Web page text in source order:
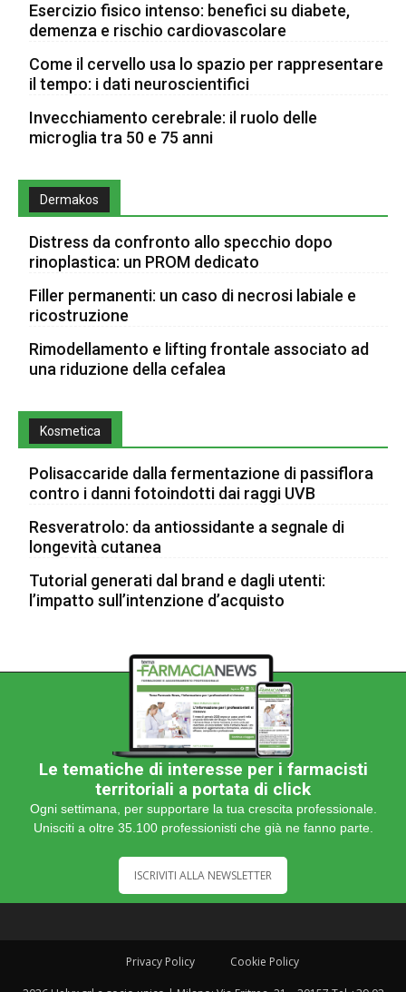
Esercizio fisico intenso: benefici su diabete,
demenza e rischio cardiovascolare
Come il cervello usa lo spazio per rappresentare
il tempo: i dati neuroscientifici
Invecchiamento cerebrale: il ruolo delle
microglia tra 50 e 75 anni
Dermakos
Distress da confronto allo specchio dopo
rinoplastica: un PROM dedicato
Filler permanenti: un caso di necrosi labiale e
ricostruzione
Rimodellamento e lifting frontale associato ad
una riduzione della cefalea
Kosmetica
Polisaccaride dalla fermentazione di passiflora
contro i danni fotoindotti dai raggi UVB
Resveratrolo: da antiossidante a segnale di
longevità cutanea
Tutorial generati dal brand e dagli utenti:
l’impatto sull’intenzione d’acquisto
Le tematiche di interesse per i farmacisti
territoriali a portata di click
Ogni settimana, per supportare la tua crescita professionale.
Unisciti a oltre 35.100 professionisti che già ne fanno parte.
ISCRIVITI ALLA NEWSLETTER
Privacy Policy Cookie Policy